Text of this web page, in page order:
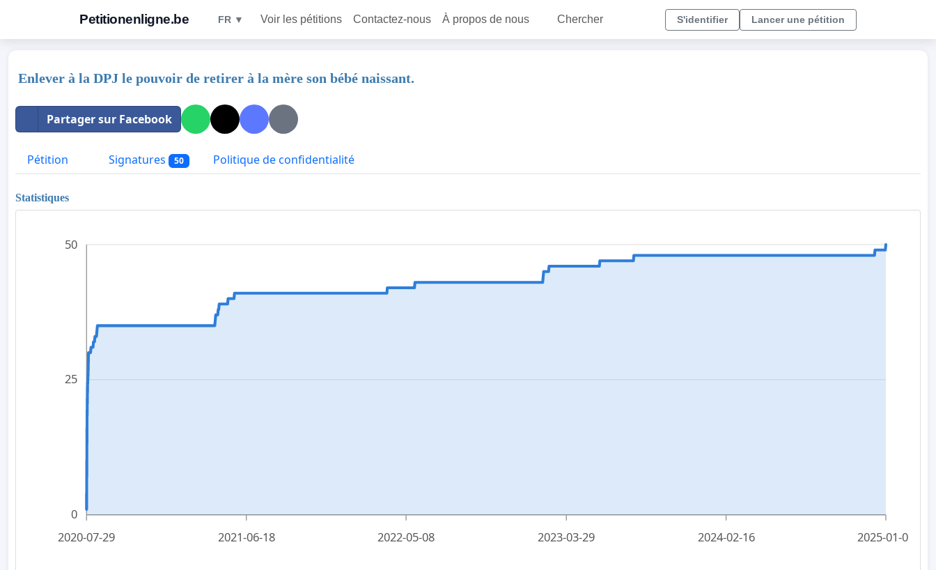
Petitionenligne.be FR ▼ Voir les pétitions Contactez-nous À propos de nous Chercher S'identifier Lancer une pétition
Enlever à la DPJ le pouvoir de retirer à la mère son bébé naissant.
Partager sur Facebook
Pétition Signatures 50 Politique de confidentialité
Statistiques
0
25
50
2020-07-29 2021-06-18 2022-05-08 2023-03-29 2024-02-16 2025-01-05